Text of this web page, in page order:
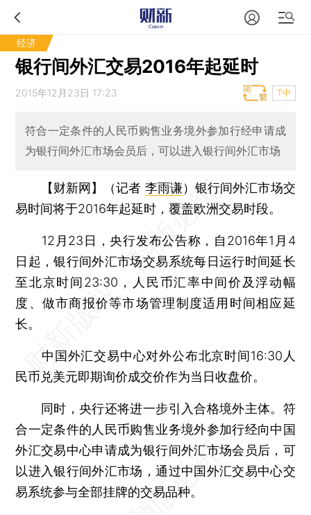
经济
银行间外汇交易2016年起延时
2015年12月23日 17:23 T中
符合一定条件的人民币购售业务境外参加行经申请成
为银行间外汇市场会员后，可以进入银行间外汇市场
【财新网】（记者 李雨谦） 银行间外汇市场交
易时间将于2016年起延时，覆盖欧洲交易时段。
12月23日，央行发布公告称，自2016年1月4
日起，银行间外汇市场交易系统每日运行时间延长
至北京时间23:30，人民币汇率中间价及浮动幅
度、做市商报价等市场管理制度适用时间相应延
长。
中国外汇交易中心对外公布北京时间16:30人
民币兑美元即期询价成交价作为当日收盘价。
同时，央行还将进一步引入合格境外主体。符
合一定条件的人民币购售业务境外参加行经向中国
外汇交易中心申请成为银行间外汇市场会员后，可
以进入银行间外汇市场，通过中国外汇交易中心交
易系统参与全部挂牌的交易品种。